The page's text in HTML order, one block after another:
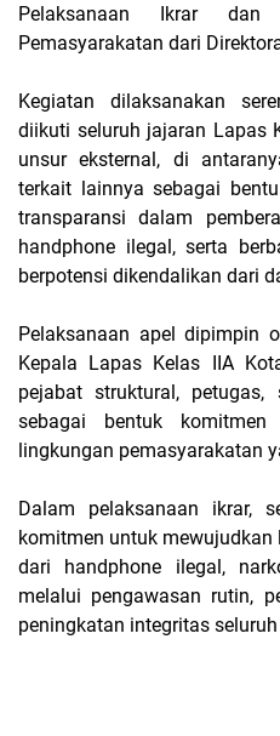
Pelaksanaan Ikrar dan
Pemasyarakatan dari
Kegiatan dilaksanakan
diikuti seluruh jajaran Lapas
unsur eksternal, di
terkait lainnya sebagai
transparansi dalam
handphone ilegal, serta
berpotensi dikendalikan dari
Pelaksanaan apel dipimpin
Kepala Lapas Kelas IIA
pejabat struktural,
sebagai bentuk
lingkungan pemasyarakatan
Dalam pelaksanaan ikrar,
komitmen untuk
dari handphone ilegal,
melalui pengawasan rutin,
peningkatan integritas